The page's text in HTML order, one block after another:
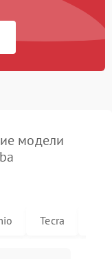
модели
Tecra